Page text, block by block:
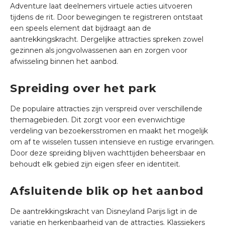
Adventure laat deelnemers virtuele acties uitvoeren
tijdens de rit. Door bewegingen te registreren ontstaat
een speels element dat bijdraagt aan de
aantrekkingskracht. Dergelijke attracties spreken zowel
gezinnen als jongvolwassenen aan en zorgen voor
afwisseling binnen het aanbod.
Spreiding over het park
De populaire attracties zijn verspreid over verschillende
themagebieden. Dit zorgt voor een evenwichtige
verdeling van bezoekersstromen en maakt het mogelijk
om af te wisselen tussen intensieve en rustige ervaringen.
Door deze spreiding blijven wachttijden beheersbaar en
behoudt elk gebied zijn eigen sfeer en identiteit.
Afsluitende blik op het aanbod
De aantrekkingskracht van Disneyland Parijs ligt in de
variatie en herkenbaarheid van de attracties. Klassiekers